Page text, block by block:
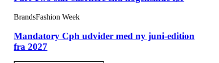
BrandsFashion Week
Mandatory Cph udvider med ny juni-edition
fra 2027